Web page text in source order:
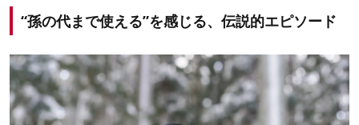
“孫の代まで使える”を感じる、伝説的エピソード